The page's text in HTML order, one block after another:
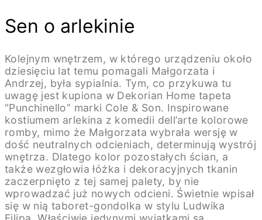
Sen o arlekinie
Kolejnym wnętrzem, w którego urządzeniu około
dziesięciu lat temu pomagali Małgorzata i
Andrzej, była sypialnia. Tym, co przykuwa tu
uwagę jest kupiona w Dekorian Home tapeta
“Punchinello” marki Cole & Son. Inspirowane
kostiumem arlekina z komedii dell’arte kolorowe
romby, mimo że Małgorzata wybrała wersję w
dość neutralnych odcieniach, determinują wystrój
wnętrza. Dlatego kolor pozostałych ścian, a
także wezgłowia łóżka i dekoracyjnych tkanin
zaczerpnięto z tej samej palety, by nie
wprowadzać już nowych odcieni. Świetnie wpisał
się w nią taboret-gondolka w stylu Ludwika